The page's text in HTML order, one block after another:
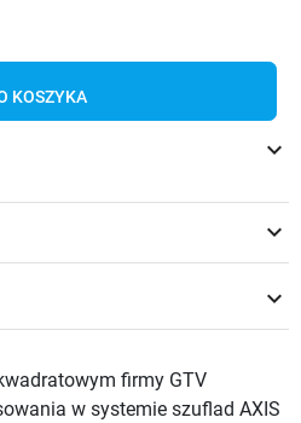
KOSZYKA
keyboard_arrow_down
keyboard_arrow_down
keyboard_arrow_down
firmy GTV
w systemie szuflad AXIS